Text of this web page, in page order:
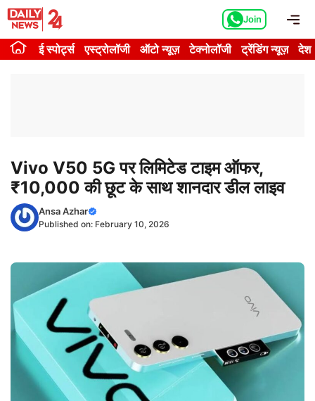
Skip
content
Join
ई स्पोर्ट्स एस्ट्रोलॉजी ऑटो न्यूज़ टेक्नोलॉजी ट्रेंडिंग न्यूज़ देश
Vivo V50 5G पर लिमिटेड टाइम ऑफर,
₹10,000 की छूट के साथ शानदार डील लाइव
Ansa Azhar
Published on: February 10, 2026